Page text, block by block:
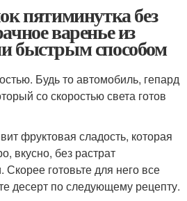
пятиминутка без
варенье из
быстрым способом
Будь то автомобиль, гепард
со скоростью света готов
фруктовая сладость, которая
вкусно, без растрат
готовьте для него все
десерт по следующему рецепту.